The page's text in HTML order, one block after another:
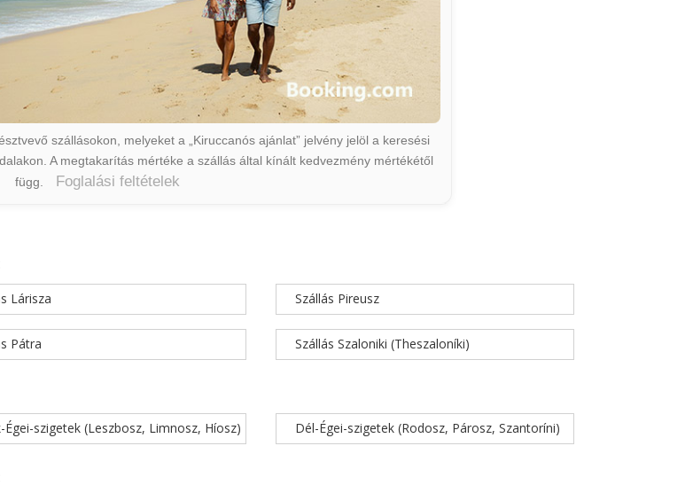
szállásokon, melyeket a „Kiruccanós ajánlat” jelvény jelöl a keresési
A megtakarítás mértéke a szállás által kínált kedvezmény mértékétől
függ.
Foglalási feltételek
Lárisza
Pátra
Szállás Pireusz
Szállás Szaloniki (Theszaloníki)
Égei-szigetek (Leszbosz, Limnosz, Híosz) Dél-Égei-szigetek (Rodosz, Párosz, Szantoríni)